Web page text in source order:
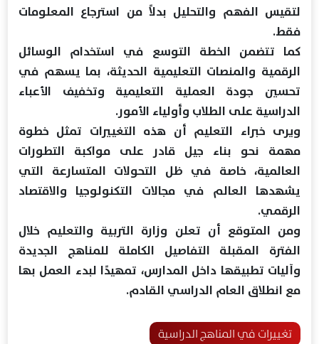
لتقيس الفهم والتحليل بدلاً من استرجاع المعلومات
فقط.
كما تتضمن الخطة التوسع في استخدام الوسائل
الرقمية والمنصات التعليمية الحديثة، بما يسهم في
تحسين جودة العملية التعليمية وتخفيف الأعباء
الدراسية على الطلاب وأولياء الأمور.
ويرى خبراء التعليم أن هذه التغييرات تمثل خطوة
مهمة نحو بناء جيل قادر على مواكبة التطورات
العالمية، خاصة في ظل التحولات المتسارعة التي
يشهدها العالم في مجالات التكنولوجيا والاقتصاد
الرقمي.
ومن المتوقع أن تعلن وزارة التربية والتعليم خلال
الفترة المقبلة التفاصيل الكاملة للمناهج الجديدة
وآليات تطبيقها داخل المدارس، تمهيدًا لبدء العمل بها
مع انطلاق العام الدراسي القادم.
تغييرات في المناهج الدراسية